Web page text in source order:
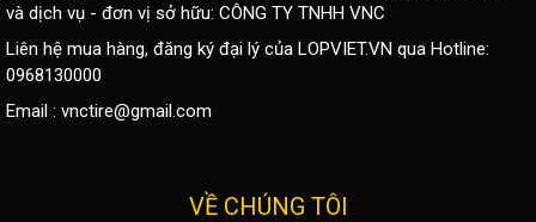
và dịch vụ - đơn vị sở hữu: CÔNG TY TNHH VNC
Liên hệ mua hàng, đăng ký đại lý của LOPVIET.VN qua Hotline:
0968130000
Email : vnctire@gmail.com
VỀ CHÚNG TÔI